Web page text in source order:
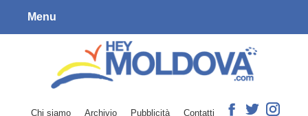
Chi siamo Archivio Pubblicità Contatti
Menu